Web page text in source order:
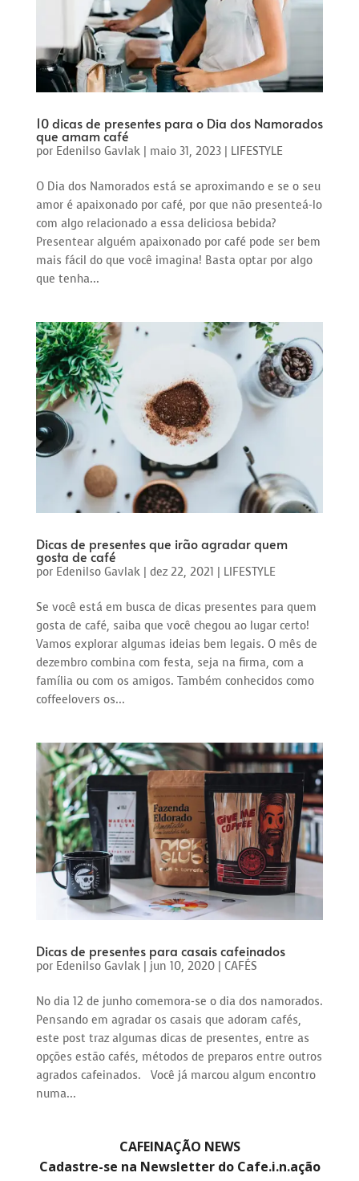
10 dicas de presentes para o Dia dos Namorados
que amam café
por Edenilso Gavlak| maio 31, 2023| LIFESTYLE
O Dia dos Namorados está se aproximando e se o seu
amor é apaixonado por café, por que não presenteá-lo
com algo relacionado a essa deliciosa bebida?
Presentear alguém apaixonado por café pode ser bem
mais fácil do que você imagina! Basta optar por algo
que tenha...
Dicas de presentes que irão agradar quem
gosta de café
por Edenilso Gavlak| dez 22, 2021 | LIFESTYLE
Se você está em busca de dicas presentes para quem
gosta de café, saiba que você chegou ao lugar certo!
Vamos explorar algumas ideias bem legais. O mês de
dezembro combina com festa, seja na firma, com a
família ou com os amigos. Também conhecidos como
coffeelovers os...
Dicas de presentes para casais cafeinados
por Edenilso Gavlak| jun 10, 2020| CAFÉS
No dia 12 de junho comemora-se o dia dos namorados.
Pensando em agradar os casais que adoram cafés,
este post traz algumas dicas de presentes, entre as
opções estão cafés, métodos de preparos entre outros
agrados cafeinados. Você já marcou algum encontro
numa...